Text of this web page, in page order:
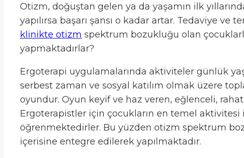
Otizm, doğuştan gelen ya da yaşamın ilk
yapılırsa başarı şansı o kadar artar. Tedaviye
klinikte otizm spektrum bozukluğu olan
yapmaktadırlar?
Ergoterapi uygulamalarında aktiviteler günlük
serbest zaman ve sosyal katılım olmak üzere
oyundur. Oyun keyif ve haz veren, eğlenceli,
Ergoterapistler için çocukların en temel aktivitesi
öğrenmektedirler. Bu yüzden otizm spektrum
içerisine entegre edilerek yapılmaktadır.